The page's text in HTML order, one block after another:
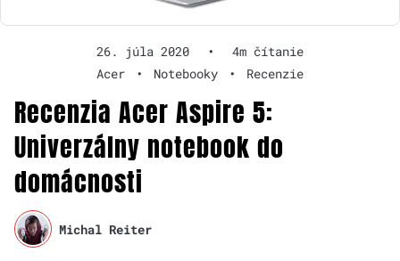
26. júla 2020 •
4m čítanie
Acer
• Notebooky • Recenzie
Recenzia Acer Aspire 5:
Univerzálny notebook do
domácnosti
Michal Reiter